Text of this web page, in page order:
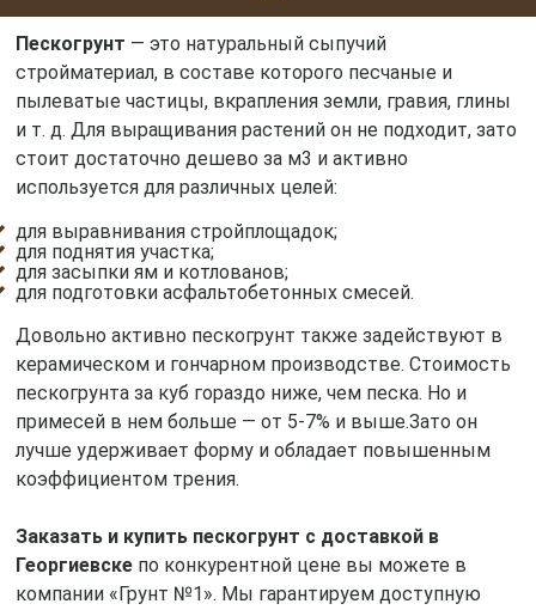
Пескогрунт — это натуральный сыпучий
стройматериал, в составе которого песчаные и
пылеватые частицы, вкрапления земли, гравия, глины
и т. д. Для выращивания растений он не подходит, зато
стоит достаточно дешево за м3 и активно
используется для различных целей:
для выравнивания стройплощадок;
для поднятия участка;
для засыпки ям и котлованов;
для подготовки асфальтобетонных смесей.
Довольно активно пескогрунт также задействуют в
керамическом и гончарном производстве. Стоимость
пескогрунта за куб гораздо ниже, чем песка. Но и
примесей в нем больше — от 5-7% и выше.Зато он
лучше удерживает форму и обладает повышенным
коэффициентом трения.
Заказать и купить пескогрунт с доставкой в
Георгиевскепо конкурентной цене вы можете в
компании «Грунт №1». Мы гарантируем доступную